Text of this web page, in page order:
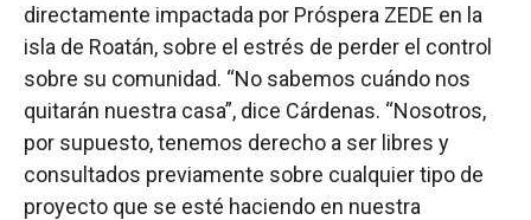
directamente impactada por Próspera ZEDE en la
isla de Roatán, sobre el estrés de perder el control
sobre su comunidad. “No sabemos cuándo nos
quitarán nuestra casa”, dice Cárdenas. “Nosotros,
por supuesto, tenemos derecho a ser libres y
consultados previamente sobre cualquier tipo de
proyecto que se esté haciendo en nuestra